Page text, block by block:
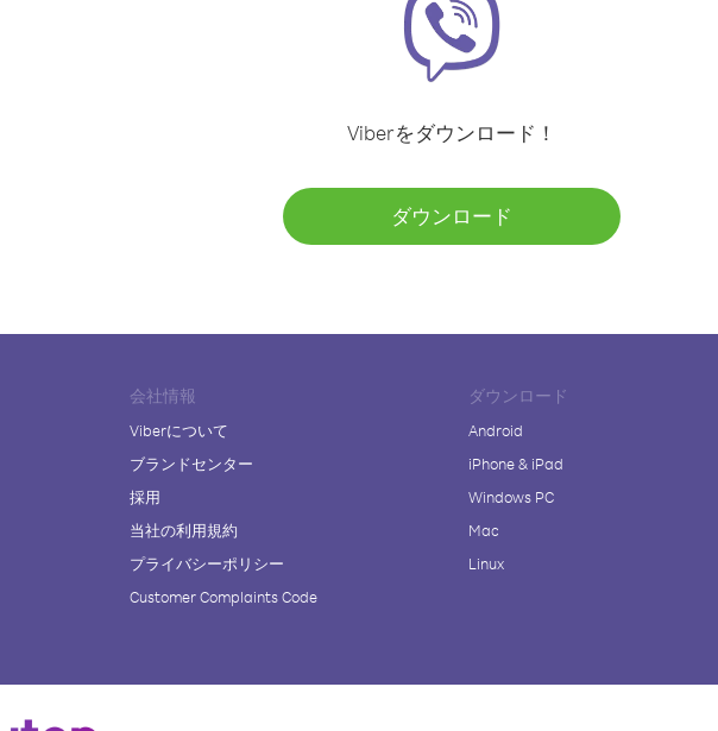
Viberをダウンロード！
ダウンロード
会社情報
Viberについて
ブランドセンター
採用
当社の利用規約
プライバシーポリシー
Customer Complaints Code
ダウンロード
Android
iPhone & iPad
Windows PC
Mac
Linux